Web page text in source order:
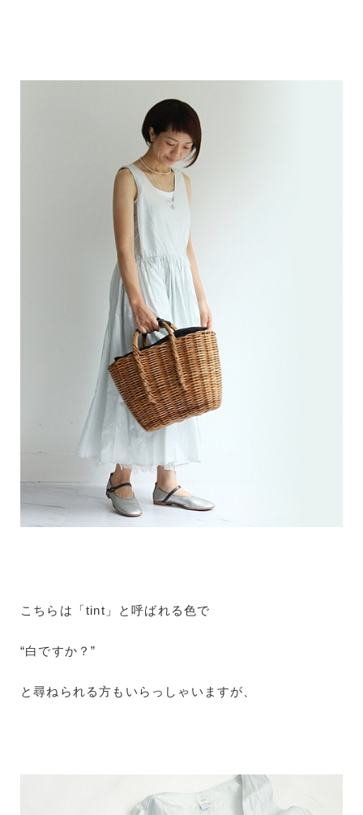
こちらは「tint」と呼ばれる色で
“白ですか？”
と尋ねられる方もいらっしゃいますが、